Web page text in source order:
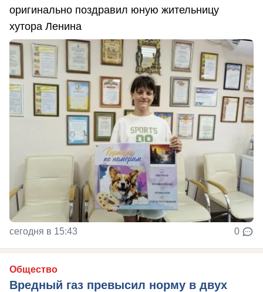
оригинально поздравил юную жительницу
хутора Ленина
сегодня в 15:43 0
Общество
Вредный газ превысил норму в двух